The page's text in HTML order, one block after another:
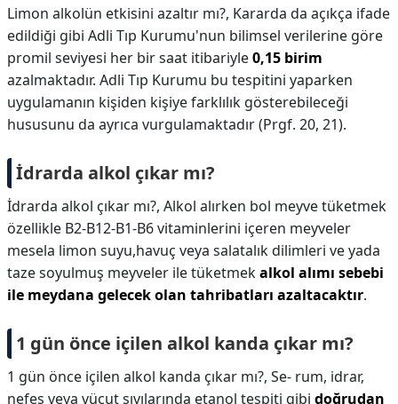
Limon alkolün etkisini azaltır mı?, Kararda da açıkça ifade
edildiği gibi Adli Tıp Kurumu'nun bilimsel verilerine göre
promil seviyesi her bir saat itibariyle0,15 birim
azalmaktadır. Adli Tıp Kurumu bu tespitini yaparken
uygulamanın kişiden kişiye farklılık gösterebileceği
hususunu da ayrıca vurgulamaktadır (Prgf. 20, 21).
İdrarda alkol çıkar mı?
İdrarda alkol çıkar mı?, Alkol alırken bol meyve tüketmek
özellikle B2-B12-B1-B6 vitaminlerini içeren meyveler
mesela limon suyu,havuç veya salatalık dilimleri ve yada
taze soyulmuş meyveler ile tüketmekalkol alımı sebebi
ile meydana gelecek olan tahribatları azaltacaktır.
1 gün önce içilen alkol kanda çıkar mı?
1 gün önce içilen alkol kanda çıkar mı?, Se- rum, idrar,
nefes veya vücut sıvılarında etanol tespiti gibi doğrudan